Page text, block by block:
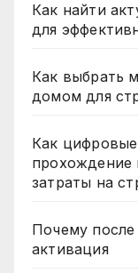
Как найти
для
Как выбрать
домом для
Как
прохождение
затраты на
Почему после
активация